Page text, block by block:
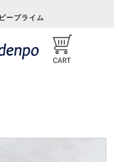
ープライム